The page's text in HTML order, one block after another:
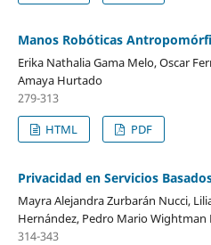
Manos Robóticas
Erika Nathalia Gama Melo, Oscar
Amaya Hurtado
279-313
HTML
PDF
Privacidad en Servicios
Mayra Alejandra Zurbarán Nucci,
Hernández, Pedro Mario Wightman
314-343